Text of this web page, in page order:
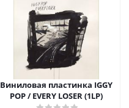
Виниловая пластинка IGGY
POP / EVERY LOSER (1LP)